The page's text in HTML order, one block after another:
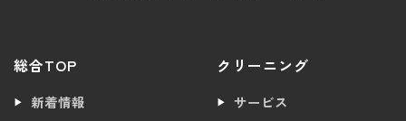
総合TOP
新着情報
クリーニング
サービス